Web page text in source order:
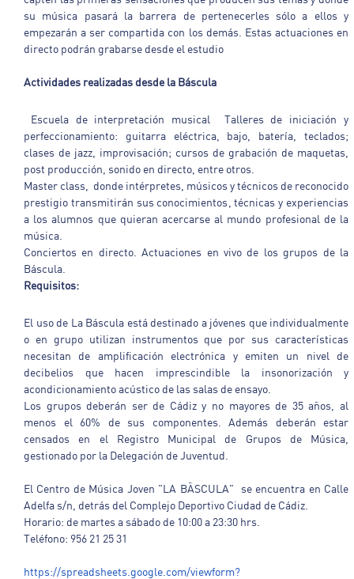
su música pasará la barrera de pertenecerles sólo a ellos y
empezarán a ser compartida con los demás. Estas actuaciones en
directo podrán grabarse desde el estudio
Actividades realizadas desde la Báscula
Escuela de interpretación musical Talleres de iniciación y
perfeccionamiento: guitarra eléctrica, bajo, batería, teclados;
clases de jazz, improvisación; cursos de grabación de maquetas,
post producción, sonido en directo, entre otros.
Master class, donde intérpretes, músicos y técnicos de reconocido
prestigio transmitirán sus conocimientos, técnicas y experiencias
a los alumnos que quieran acercarse al mundo profesional de la
música.
Conciertos en directo. Actuaciones en vivo de los grupos de la
Báscula.
Requisitos:
El uso de La Báscula está destinado a jóvenes que individualmente
o en grupo utilizan instrumentos que por sus características
necesitan de amplificación electrónica y emiten un nivel de
decibelios que hacen imprescindible la insonorización y
acondicionamiento acústico de las salas de ensayo.
Los grupos deberán ser de Cádiz y no mayores de 35 años, al
menos el 60% de sus componentes. Además deberán estar
censados en el Registro Municipal de Grupos de Música,
gestionado por la Delegación de Juventud.
El Centro de Música Joven "LA BÃSCULA" se encuentra en Calle
Adelfa s/n, detrás del Complejo Deportivo Ciudad de Cádiz.
Horario: de martes a sábado de 10:00 a 23:30 hrs.
Teléfono: 956 21 25 31
https://spreadsheets.google.com/viewform?